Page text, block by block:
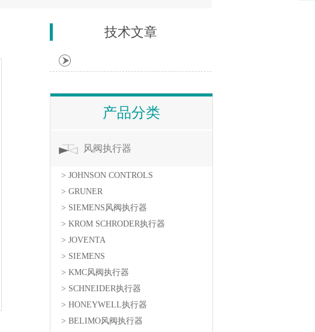
技术文章
产品分类
风阀执行器
> JOHNSON CONTROLS
> GRUNER
> SIEMENS风阀执行器
> KROM SCHRODER执行器
> JOVENTA
> SIEMENS
> KMC风阀执行器
> SCHNEIDER执行器
> HONEYWELL执行器
> BELIMO风阀执行器